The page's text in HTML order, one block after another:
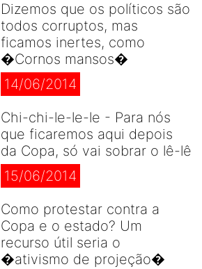
Dizemos que os políticos são
todos corruptos, mas
ficamos inertes, como
�Cornos mansos�
14/06/2014
Chi-chi-le-le-le - Para nós
que ficaremos aqui depois
da Copa, só vai sobrar o lê-lê
15/06/2014
Como protestar contra a
Copa e o estado? Um
recurso útil seria o
�ativismo de projeção�